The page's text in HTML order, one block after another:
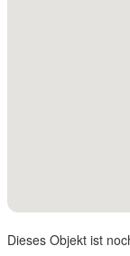
Dieses Objekt ist